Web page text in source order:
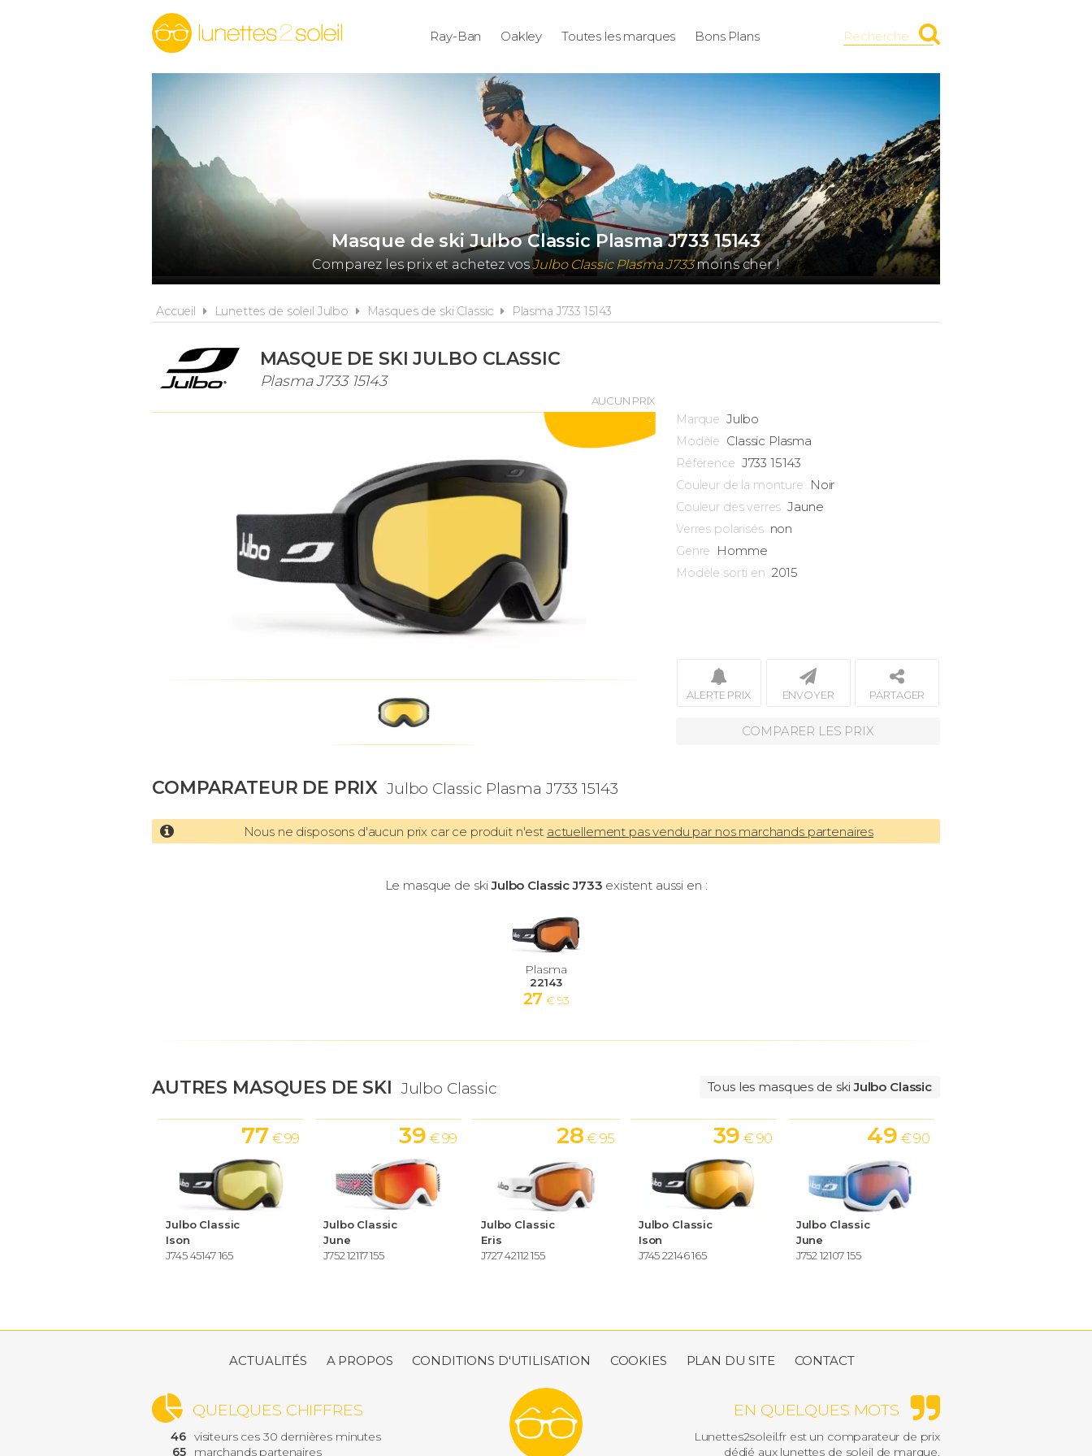
Ray-Ban Oakley Toutes les marques Bons Plans Recherche
Masque de ski Julbo Classic Plasma J733 15143
Comparez les prix et achetez vosJulbo Classic Plasma J733moins cher !
Accueil Lunettes de soleil Julbo Masques de ski Classic Plasma J733 15143
MASQUE DE SKI JULBO CLASSIC
Plasma J733 15143
AUCUN PRIX
- Marque Julbo
Modèle Classic Plasma
Référence J733 15143
Couleur de la monture Noir
Couleur des verres Jaune
Verres polarisés non
Genre Homme
Modèle sorti en 2015
ALERTE PRIX ENVOYER PARTAGER
COMPARER LES PRIX
COMPARATEUR DE PRIX Julbo Classic Plasma J733 15143
Nous ne disposons d'aucun prix car ce produit n'est actuellement pas vendu par nos marchands partenaires
Le masque de skiJulbo Classic J733 existent aussi en :
Plasma
22143
27 € 93
AUTRES MASQUES DE SKI Julbo Classic Tous les masques de skiJulbo Classic
Julbo Classic
Ison
J745 45147 165
77 € 99
Julbo Classic
June
J752 12117 155
39 € 99
Julbo Classic
Eris
J727 42112 155
28 € 95
Julbo Classic
Ison
J745 22146 165
39 € 90
Julbo Classic
June
J752 12107 155
49 € 90
ACTUALITÉS A PROPOS CONDITIONS D'UTILISATION COOKIES PLAN DU SITE CONTACT
EN QUELQUES MOTS
Lunettes2soleil.fr est un comparateur de prix
dédié aux lunettes de soleil de marque.
QUELQUES CHIFFRES
46 visiteurs ces 30 dernières minutes
65
marchands partenaires